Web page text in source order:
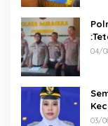
04/
03/